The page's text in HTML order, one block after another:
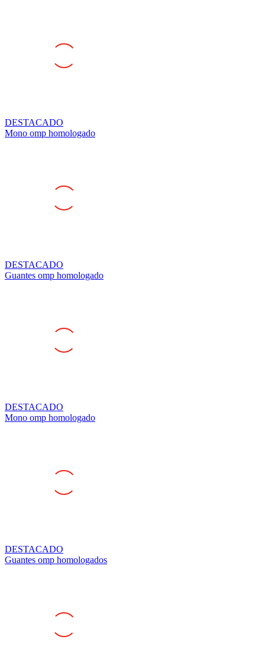
Mono omp homologado
Guantes omp homologado
Mono omp homologado
Guantes omp homologados